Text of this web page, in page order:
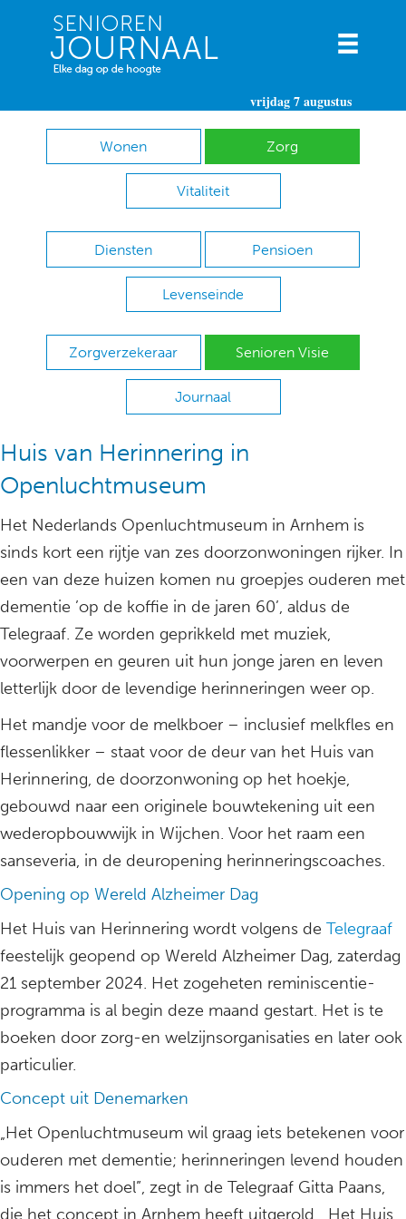
vrijdag 7 augustus
Wonen Zorg
Vitaliteit
Diensten Pensioen
Levenseinde
Zorgverzekeraar Senioren Visie
Journaal
Huis van Herinnering in
Openluchtmuseum
Het Nederlands Openluchtmuseum in Arnhem is
sinds kort een rijtje van zes doorzonwoningen rijker. In
een van deze huizen komen nu groepjes ouderen met
dementie ’op de koffie in de jaren 60’, aldus de
Telegraaf. Ze worden geprikkeld met muziek,
voorwerpen en geuren uit hun jonge jaren en leven
letterlijk door de levendige herinneringen weer op.
Het mandje voor de melkboer – inclusief melkfles en
flessenlikker – staat voor de deur van het Huis van
Herinnering, de doorzonwoning op het hoekje,
gebouwd naar een originele bouwtekening uit een
wederopbouwwijk in Wijchen. Voor het raam een
sanseveria, in de deuropening herinneringscoaches.
Opening op Wereld Alzheimer Dag
Het Huis van Herinnering wordt volgens de Telegraaf
feestelijk geopend op Wereld Alzheimer Dag, zaterdag
21 september 2024. Het zogeheten reminiscentie-
programma is al begin deze maand gestart. Het is te
boeken door zorg-en welzijnsorganisaties en later ook
particulier.
Concept uit Denemarken
„Het Openluchtmuseum wil graag iets betekenen voor
ouderen met dementie; herinneringen levend houden
is immers het doel”, zegt in de Telegraaf Gitta Paans,
die het concept in Arnhem heeft uitgerold. „Het Huis